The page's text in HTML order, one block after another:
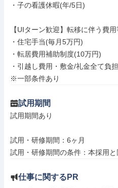
・子の看護休暇(年/5日)
【UIターン歓迎】転移に伴う費
・住宅手当(毎月5万円)
・転居費用補助制度(10万円)
・引越し費用・敷金/礼金全て負担
※一部条件あり
試用期間
試用期間あり
試用・研修期間：6ヶ月
仕事に関するPR